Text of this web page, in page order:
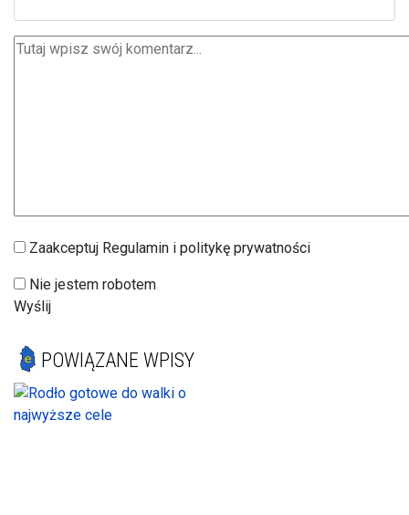
Zaakceptuj Regulamin i politykę prywatności
Nie jestem robotem
Wyślij
POWIĄZANE WPISY